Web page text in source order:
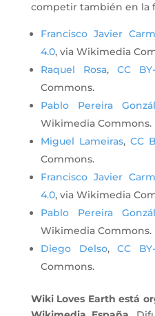
competir también en la
Francisco Javier
4.0, via Wikimedia
Raquel Rosa, CC
Commons.
Pablo Pereira
Wikimedia Commons.
Miguel Lameiras, CC
Commons.
Francisco Javier
4.0, via Wikimedia
Pablo Pereira
Wikimedia Commons.
Diego Delso,CC
Commons.
Wiki Loves Earth está